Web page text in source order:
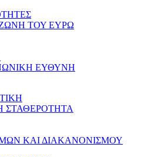
ΤΟΥ ΕΥΡΩ
ΕΥΘΥΝΗ
ΣΤΑΘΕΡΟΤΗΤΑ
ΚΑΙ ΔΙΑΚΑΝΟΝΙΣΜΟΥ